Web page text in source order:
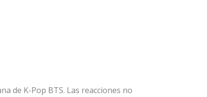
de K-Pop BTS. Las reacciones no